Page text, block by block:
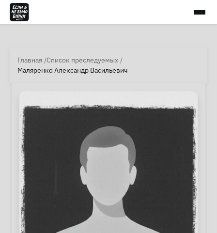
Главная Список преследуемых
Маляренко Александр Васильевич